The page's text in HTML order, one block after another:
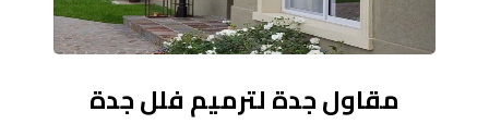
مقاول جدة لترميم فلل جدة